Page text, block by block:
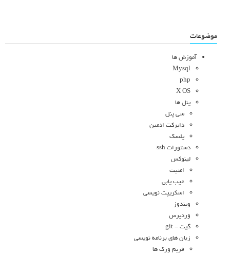
موضوعات
آموزش ها
Mysql
php
X OS
پنل ها
سی پنل
دایرکت ادمین
پلسک
دستورات ssh
لینوکس
امنیت
عیب یابی
اسکریپت نویسی
ویندوز
وردپرس
گیت - git
زبان های برنامه نویسی
فریم ورک ها